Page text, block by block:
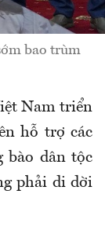
bao trùm
Nam triển
hỗ trợ các
bào dân tộc
phải di dời